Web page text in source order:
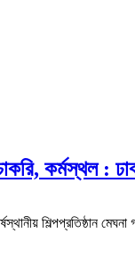
কর্মস্থল :
শিল্পপ্রতিষ্ঠান